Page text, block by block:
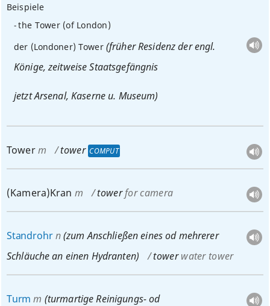
Beispiele
the Tower (of London)
der (Londoner) Tower(früher Residenz der engl.
Könige, zeitweise Staatsgefängnis
jetzt Arsenal, Kaserne u. Museum)
Towerm tower COMPUT
(Kamera)Kran m towerfor camera
Standrohrn(zum Anschließen einesodmehrerer
Schläuche an einen Hydranten)
tower water tower
Turm m (turmartige Reinigungs-od